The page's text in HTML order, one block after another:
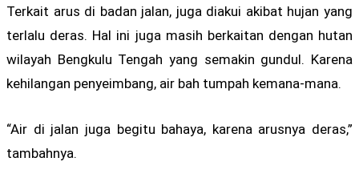
Terkait arus di badan jalan, juga diakui akibat hujan yang
terlalu deras. Hal ini juga masih berkaitan dengan hutan
wilayah Bengkulu Tengah yang semakin gundul. Karena
kehilangan penyeimbang, air bah tumpah kemana-mana.
“Air di jalan juga begitu bahaya, karena arusnya deras,”
tambahnya.